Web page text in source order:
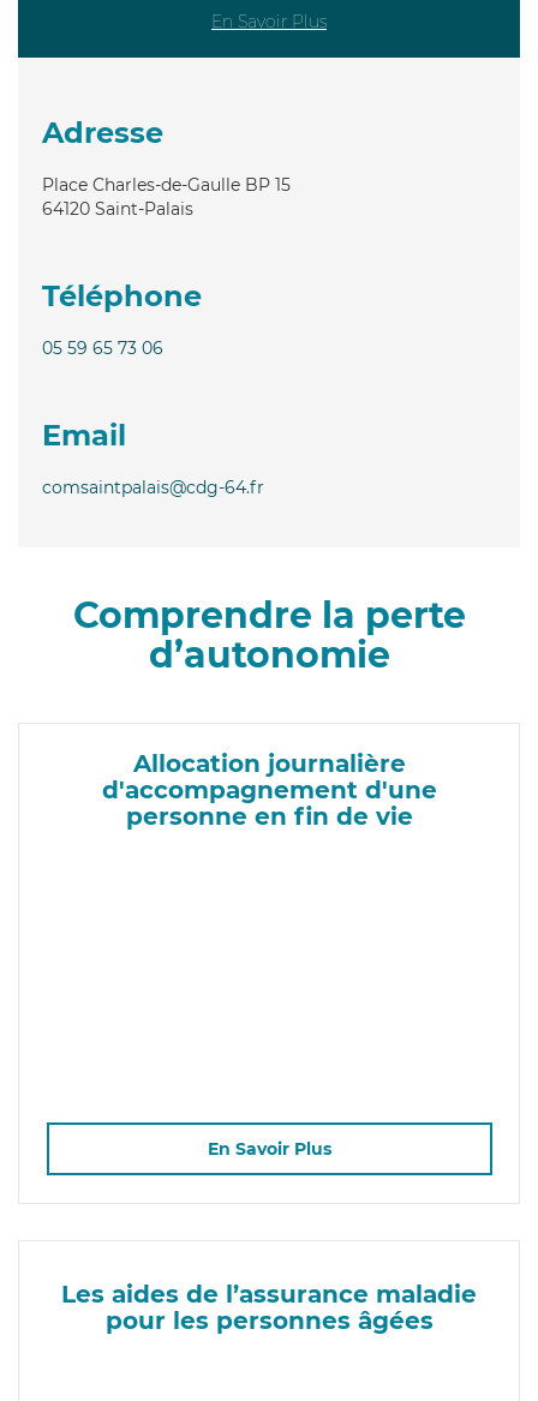
En Savoir Plus
Adresse
Place Charles-de-Gaulle BP 15
64120 Saint-Palais
Téléphone
05 59 65 73 06
Email
comsaintpalais@cdg-64.fr
Comprendre la perte
d’autonomie
Allocation journalière
d'accompagnement d'une
personne en fin de vie
En Savoir Plus
Les aides de l’assurance maladie
pour les personnes âgées